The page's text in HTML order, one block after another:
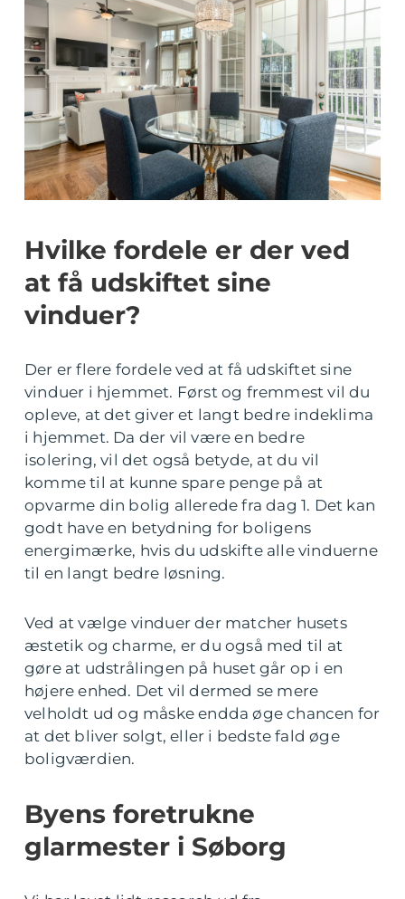
Hvilke fordele er der ved
at få udskiftet sine
vinduer?
Der er flere fordele ved at få udskiftet sine
vinduer i hjemmet. Først og fremmest vil du
opleve, at det giver et langt bedre indeklima
i hjemmet. Da der vil være en bedre
isolering, vil det også betyde, at du vil
komme til at kunne spare penge på at
opvarme din bolig allerede fra dag 1. Det kan
godt have en betydning for boligens
energimærke, hvis du udskifte alle vinduerne
til en langt bedre løsning.
Ved at vælge vinduer der matcher husets
æstetik og charme, er du også med til at
gøre at udstrålingen på huset går op i en
højere enhed. Det vil dermed se mere
velholdt ud og måske endda øge chancen for
at det bliver solgt, eller i bedste fald øge
boligværdien.
Byens foretrukne
glarmester i Søborg